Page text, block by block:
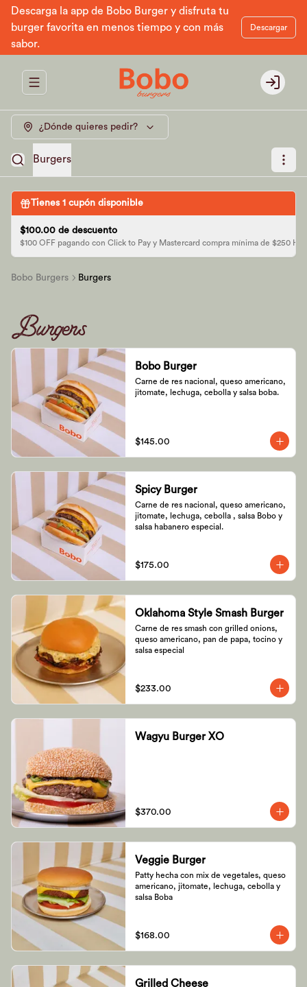
Descarga la app de Bobo Burger y disfruta tu
burger favorita en menos tiempo y con más
sabor.
Descargar
Abrir menu de navegación Login
¿Dónde quieres pedir?
Burgers
Tienes 1 cupón disponible
$100.00 de descuento
$100 OFF pagando con Click to Pay y Mastercard compra mínima de $250 H2
Bobo Burgers Burgers
Burgers
Bobo Burger
Carne de res nacional, queso americano,
jitomate, lechuga, cebolla y salsa boba.
$145.00
Spicy Burger
Carne de res nacional, queso americano,
jitomate, lechuga, cebolla , salsa Bobo y
salsa habanero especial.
$175.00
Oklahoma Style Smash Burger
Carne de res smash con grilled onions,
queso americano, pan de papa, tocino y
salsa especial
$233.00
Wagyu Burger XO
$370.00
Veggie Burger
Patty hecha con mix de vegetales, queso
americano, jitomate, lechuga, cebolla y
salsa Boba
$168.00
Grilled Cheese